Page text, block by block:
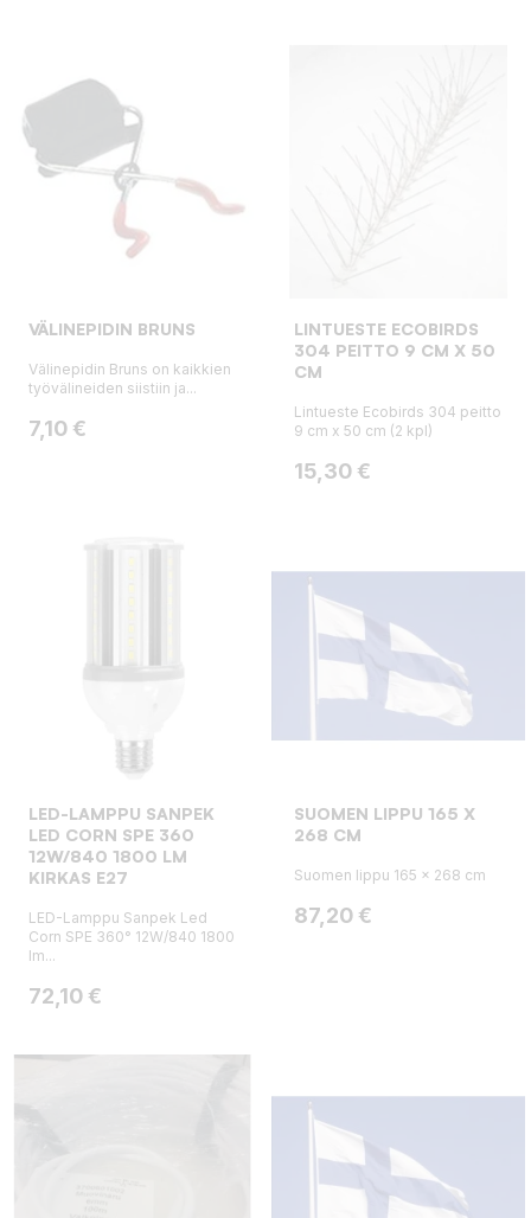
VÄLINEPIDIN BRUNS
Välinepidin Bruns on kaikkien
työvälineiden siistiin ja...
Hinta
7,10 €
LINTUESTE ECOBIRDS
304 PEITTO 9 CM X 50
CM
Lintueste Ecobirds 304 peitto
9 cm x 50 cm (2 kpl)
Hinta
15,30 €
LED-LAMPPU SANPEK
LED CORN SPE 360
12W/840 1800 LM
KIRKAS E27
LED-Lamppu Sanpek Led
Corn SPE 360° 12W/840 1800
lm...
Hinta
72,10 €
SUOMEN LIPPU 165 X
268 CM
Suomen lippu 165 x 268 cm
Hinta
87,20 €